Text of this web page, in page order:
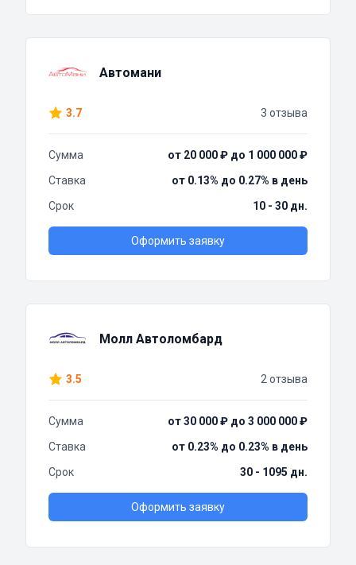
Автомани
3.7 3 отзыва
Сумма
от 20 000 ₽ до 1 000 000 ₽
Ставка
от 0.13% до 0.27% в день
Срок
10 - 30 дн.
Оформить заявку
Молл Автоломбард
3.5 2 отзыва
Сумма
от 30 000 ₽ до 3 000 000 ₽
Ставка
от 0.23% до 0.23% в день
Срок
30 - 1095 дн.
Оформить заявку